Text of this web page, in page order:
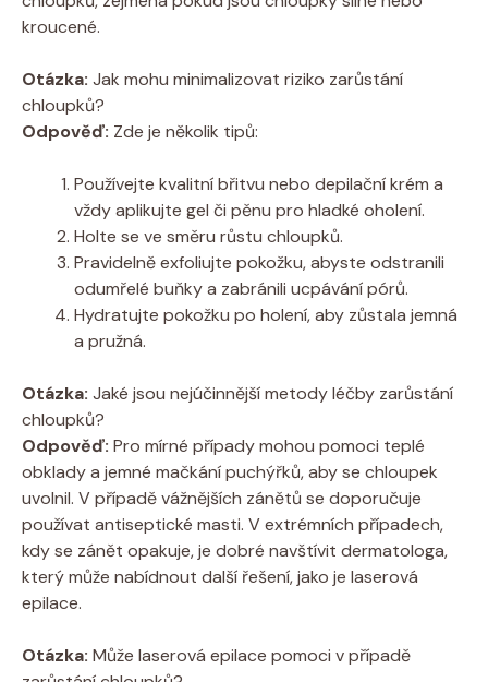
kroucené.
Otázka: Jak mohu minimalizovat riziko zarůstání
chloupků?
Odpověď: Zde je několik tipů:
Používejte kvalitní břitvu nebo depilační krém a
vždy aplikujte gel či pěnu pro hladké oholení.
Holte se ve směru růstu chloupků.
Pravidelně exfoliujte pokožku, abyste odstranili
odumřelé buňky a zabránili ucpávání pórů.
Hydratujte pokožku po holení, aby zůstala jemná
a pružná.
Otázka: Jaké jsou nejúčinnější metody léčby zarůstání
chloupků?
Odpověď: Pro mírné případy mohou pomoci teplé
obklady a jemné mačkání puchýřků, aby se chloupek
uvolnil. V případě vážnějších zánětů se doporučuje
používat antiseptické masti. V extrémních případech,
kdy se zánět opakuje, je dobré navštívit dermatologa,
který může nabídnout další řešení, jako je laserová
epilace.
Otázka: Může laserová epilace pomoci v případě